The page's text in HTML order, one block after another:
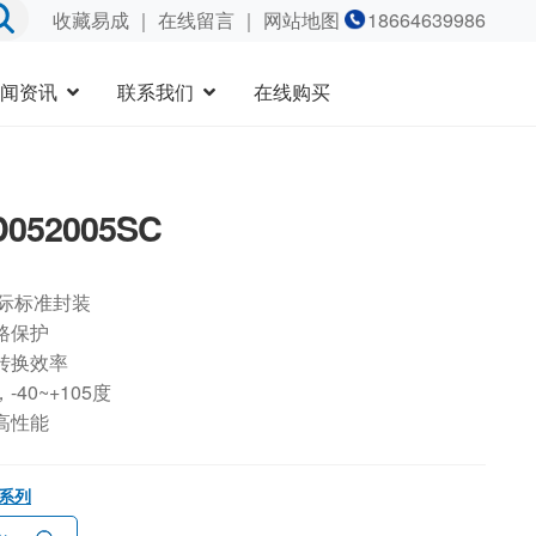
收藏易成｜ 在线留言｜ 网站地图 18664639986
资讯 联系我们 在线购买
标准封装
保护
换效率
-40~+105度
性能
列